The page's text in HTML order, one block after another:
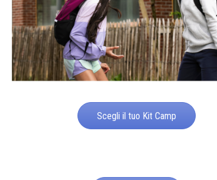
Scegli il tuo Kit Camp